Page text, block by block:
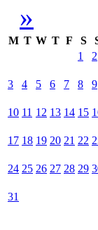
»
M T W T F S
1
2
3 4 5 6 7 8 9
10 11 12 13 14 15
17 18 19 20 21 22
24 25 26 27 28 29
31